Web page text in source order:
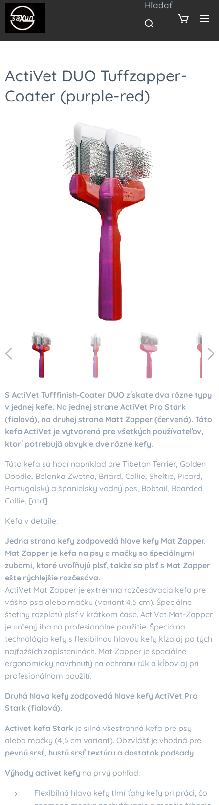
Hľadať
ActiVet DUO Tuffzapper-
Coater (purple-red)
S ActiVet Tufffinish-Coater DUO získate dva rôzne typy
v jednej kefe. Na jednej strane ActiVet Pro Stark
(fialová), na druhej strane Matt Zapper (červená). Táto
kefa ActiVet je vytvorená pre všetkých používateľov,
ktorí potrebujä obvykle dve rôzne kefy.
Táto kefa sa hodí napríklad pre Tibetan Terrier, Golden
Doodle, Bolonka Zwetna, Briard, Collie, Sheltie, Picard,
Portugalský a španielsky vodný pes, Bobtail, Bearded
Collie, [atď]
Kefa v detaile:
Jedna strana kefy zodpovedá hlave kefy Mat Zapper.
Mat Zapper je kefa na psy a mačky so špeciálnymi
zubami, ktoré uvoľňujú plsť, takže sa plsť s Mat Zapper
ešte rýchlejšie rozčesáva.
ActiVet Mat Zapper je extrémna rozčesávacia kefa pre
vášho psa alebo mačku (variant 4,5 cm). Špeciálne
štetiny rozpletú plsť v krátkom čase. ActiVet Mat-Zapper
je určený iba na profesionálne použitie. Špeciálna
technológia kefy s flexibilnou hlavou kefy kĺza aj po tých
najťažších zaplsteninách. Mat Zapper je špeciálne
ergonomicky navrhnutý na ochranu rúk a kĺbov aj pri
profesionálnom použití.
Druhá hlava kefy zodpovedá hlave kefy ActiVet Pro
Stark (fialová).
Activet kefa Stark je silná všestranná kefa pre psy
alebo mačky (4,5 cm variant). Obzvlášť je vhodná pre
pevnú srsť, hustú srsť textúru a dostatok podsady.
Výhody activet kefy na prvý pohľad:
Flexibilná hlava kefy tlmí ťahy kefy pri práci, čo